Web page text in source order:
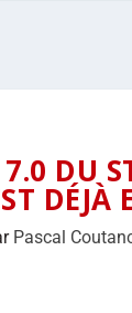
DU
DÉJÀ
Pascal